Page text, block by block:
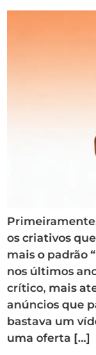
os criativos
mais o padrão
nos últimos
crítico, mais
anúncios que
bastava um
uma oferta […]